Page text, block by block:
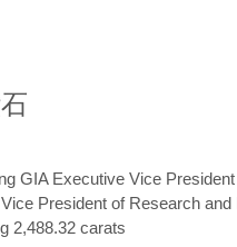
GIA Executive Vice
President of Research
2,488.32 carats